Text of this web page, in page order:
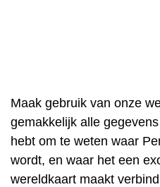
Maak gebruik van onze
gemakkelijk alle
hebt om te weten waar
wordt, en waar het een
wereldkaart maakt